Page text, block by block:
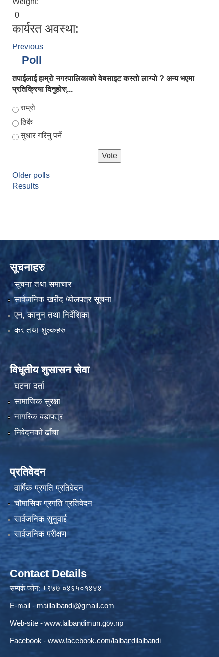
Weight:
0
कार्यरत अवस्था:
Previous
Poll
तपाईलाई हाम्राे नगरपालिकाको वेबसाइट कस्तो लाग्यो ? अन्य भएमा
प्रतिक्रिया दिनुहोस्...
Choices
राम्रो
ठिकै
सुधार गरिनु पर्ने
Older polls
Results
सूचनाहरु
सूचना तथा समाचार
सार्वजनिक खरीद /बोलपत्र सूचना
एन, कानुन तथा निर्देशिका
कर तथा शुल्कहरु
विधुतीय शुसासन सेवा
घटना दर्ता
सामाजिक सुरक्षा
नागरिक वडापत्र
निवेदनको ढाँचा
प्रतिवेदन
वार्षिक प्रगति प्रतिवेदन
चौमासिक प्रगति प्रतिवेदन
सार्वजनिक सुनुवाई
सार्वजनिक परीक्षण
Contact Details
सम्पर्क फोन: +९७७ ०४६५०१४४४
E-mail - maillalbandi@gmail.com
Web-site - www.lalbandimun.gov.np
Facebook - www.facebook.com/lalbandilalbandi